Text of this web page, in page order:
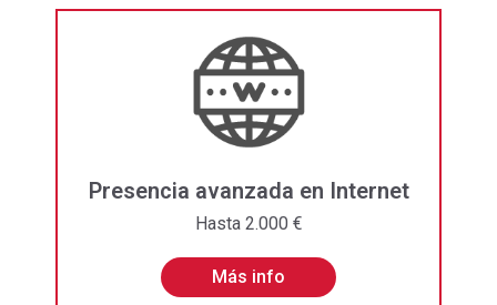
Presencia avanzada en Internet
Hasta 2.000 €
Más info